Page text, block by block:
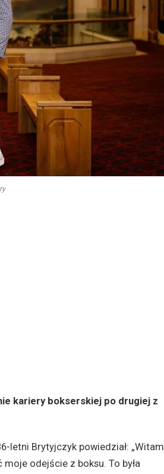
kariery bokserskiej po drugiej z
letni Brytyjczyk powiedział: „Witam
moje odejście z boksu. To była